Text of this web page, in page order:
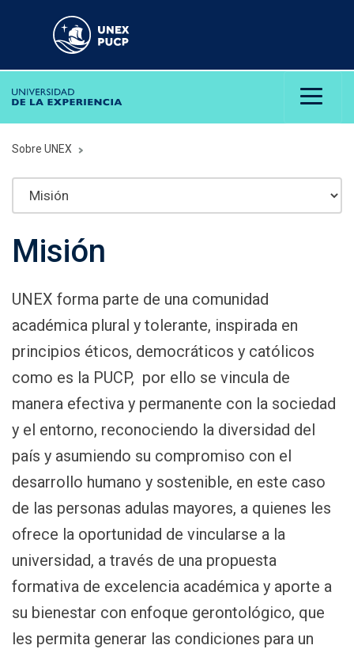
Sobre UNEX
Misión
UNEX forma parte de una comunidad
académica plural y tolerante, inspirada en
principios éticos, democráticos y católicos
como es la PUCP, por ello se vincula de
manera efectiva y permanente con la sociedad
y el entorno, reconociendo la diversidad del
país y asumiendo su compromiso con el
desarrollo humano y sostenible, en este caso
de las personas adulas mayores, a quienes les
ofrece la oportunidad de vincularse a la
universidad, a través de una propuesta
formativa de excelencia académica y aporte a
su bienestar con enfoque gerontológico, que
les permita generar las condiciones para un